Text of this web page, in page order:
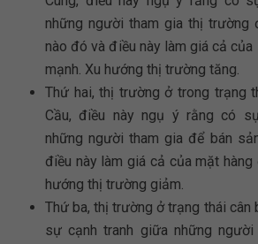
những người tham gia thị trường
nào đó và điều này làm giá cả
mạnh. Xu hướng thị trường tăng.
Thứ hai, thị trường ở trong trạng
Cầu, điều này ngụ ý rằng có
những người tham gia để bán
điều này làm giá cả của mặt hàng
hướng thị trường giảm.
Thứ ba, thị trường ở trạng thái cân
sự cạnh tranh giữa những